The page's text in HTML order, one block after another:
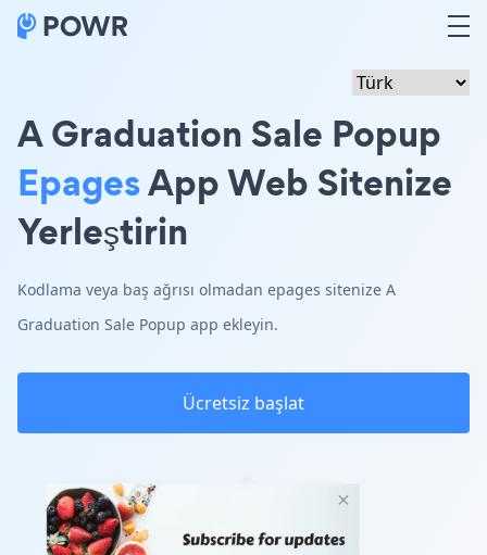
A Graduation Sale Popup
EpagesApp Web Sitenize
Yerleştirin
Kodlama veya baş ağrısı olmadan epages sitenize A
Graduation Sale Popup app ekleyin.
Ücretsiz başlat